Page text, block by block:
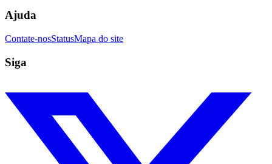
Ajuda
Contate-nosStatusMapa do site
Siga